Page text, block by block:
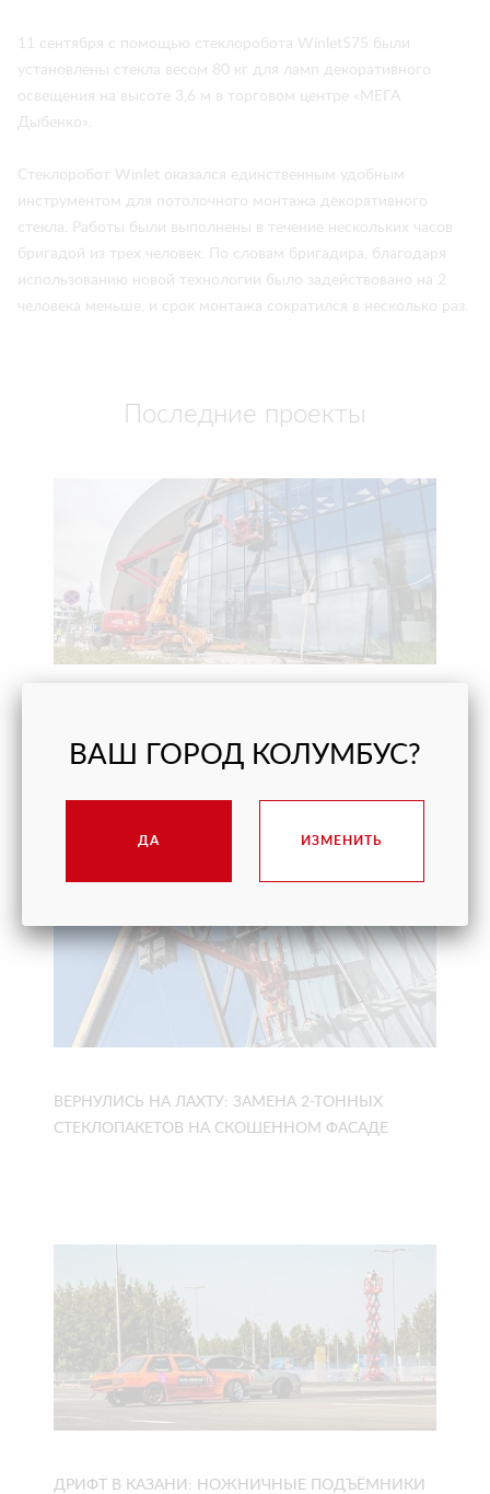
11 сентября с помощью стеклоробота Winlet575 были
установлены стекла весом 80 кг для ламп декоративного
освещения на высоте 3,6 м в торговом центре «МЕГА
Дыбенко».
Стеклоробот Winlet оказался единственным удобным
инструментом для потолочного монтажа декоративного
стекла. Работы были выполнены в течение нескольких часов
бригадой из трех человек. По словам бригадира, благодаря
использованию новой технологии было задействовано на 2
человека меньше, и срок монтажа сократился в несколько раз.
Последние проекты
МЫС» В ГЕЛЕНДЖИКЕ ВОВРЕМЯ
ВЕРНУЛИСЬ НА ЛАХТУ: ЗАМЕНА 2-ТОННЫХ
СТЕКЛОПАКЕТОВ НА СКОШЕННОМ ФАСАДЕ
ДРИФТ В КАЗАНИ: НОЖНИЧНЫЕ ПОДЪЁМНИКИ
ВАШ ГОРОД КОЛУМБУС?
ДА ИЗМЕНИТЬ